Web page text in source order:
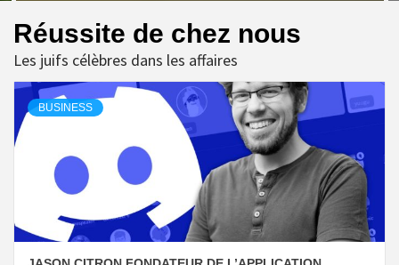
Réussite de chez nous
Les juifs célèbres dans les affaires
BUSINESS